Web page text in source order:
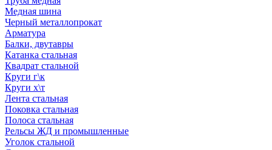
Медная шина
Черный металлопрокат
Арматура
Балки, двутавры
Катанка стальная
Квадрат стальной
Круги г\к
Круги х\т
Лента стальная
Поковка стальная
Полоса стальная
Рельсы ЖД и промышленные
Уголок стальной